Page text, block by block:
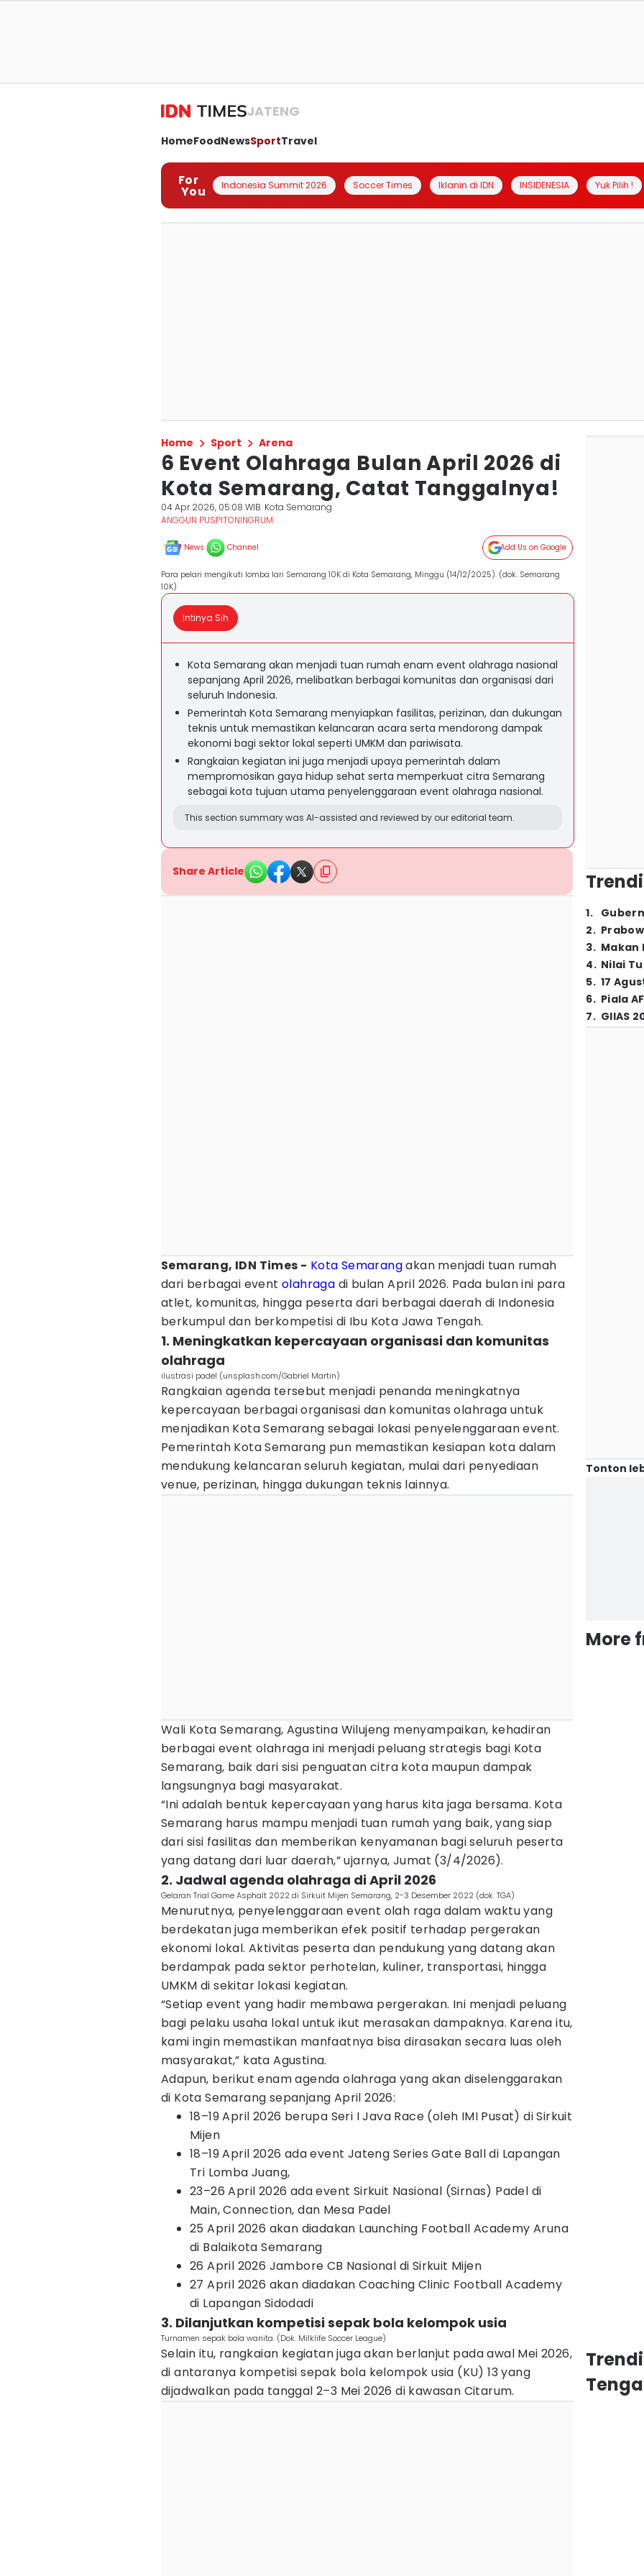
JATENG
HomeFoodNewsSportTravel
For
You Indonesia Summit 2026 Soccer Times Iklanin di IDN INSIDENESIA Yuk Pilih !
Home Sport Arena
6 Event Olahraga Bulan April 2026 di
Kota Semarang, Catat Tanggalnya!
04 Apr 2026, 05:08 WIB Kota Semarang
ANGGUN PUSPITONINGRUM
News Channel Add Us on Google
Para pelari mengikuti lomba lari Semarang 10K di Kota Semarang, Minggu (14/12/2025). (dok. Semarang
10K)
Intinya Sih
Kota Semarang akan menjadi tuan rumah enam event olahraga nasional
sepanjang April 2026, melibatkan berbagai komunitas dan organisasi dari
seluruh Indonesia.
Pemerintah Kota Semarang menyiapkan fasilitas, perizinan, dan dukungan
teknis untuk memastikan kelancaran acara serta mendorong dampak
ekonomi bagi sektor lokal seperti UMKM dan pariwisata.
Rangkaian kegiatan ini juga menjadi upaya pemerintah dalam
mempromosikan gaya hidup sehat serta memperkuat citra Semarang
sebagai kota tujuan utama penyelenggaraan event olahraga nasional.
This section summary was AI-assisted and reviewed by our editorial team.
Share Article
Semarang, IDN Times - Kota Semarangakan menjadi tuan rumah
dari berbagai event olahraga di bulan April 2026. Pada bulan ini para
atlet, komunitas, hingga peserta dari berbagai daerah di Indonesia
berkumpul dan berkompetisi di Ibu Kota Jawa Tengah.
1. Meningkatkan kepercayaan organisasi dan komunitas
olahraga
ilustrasi padel (unsplash.com/Gabriel Martin)
Rangkaian agenda tersebut menjadi penanda meningkatnya
kepercayaan berbagai organisasi dan komunitas olahraga untuk
menjadikan Kota Semarang sebagai lokasi penyelenggaraan event.
Pemerintah Kota Semarang pun memastikan kesiapan kota dalam
mendukung kelancaran seluruh kegiatan, mulai dari penyediaan
venue, perizinan, hingga dukungan teknis lainnya.
Wali Kota Semarang, Agustina Wilujeng menyampaikan, kehadiran
berbagai event olahraga ini menjadi peluang strategis bagi Kota
Semarang, baik dari sisi penguatan citra kota maupun dampak
langsungnya bagi masyarakat.
“Ini adalah bentuk kepercayaan yang harus kita jaga bersama. Kota
Semarang harus mampu menjadi tuan rumah yang baik, yang siap
dari sisi fasilitas dan memberikan kenyamanan bagi seluruh peserta
yang datang dari luar daerah,” ujarnya, Jumat (3/4/2026).
2. Jadwal agenda olahraga di April 2026
Gelaran Trial Game Asphalt 2022 di Sirkuit Mijen Semarang, 2-3 Desember 2022 (dok. TGA)
Menurutnya, penyelenggaraan event olah raga dalam waktu yang
berdekatan juga memberikan efek positif terhadap pergerakan
ekonomi lokal. Aktivitas peserta dan pendukung yang datang akan
berdampak pada sektor perhotelan, kuliner, transportasi, hingga
UMKM di sekitar lokasi kegiatan.
“Setiap event yang hadir membawa pergerakan. Ini menjadi peluang
bagi pelaku usaha lokal untuk ikut merasakan dampaknya. Karena itu,
kami ingin memastikan manfaatnya bisa dirasakan secara luas oleh
masyarakat,” kata Agustina.
Adapun, berikut enam agenda olahraga yang akan diselenggarakan
di Kota Semarang sepanjang April 2026:
18–19 April 2026 berupa Seri I Java Race (oleh IMI Pusat) di Sirkuit
Mijen
18–19 April 2026 ada event Jateng Series Gate Ball di Lapangan
Tri Lomba Juang,
23–26 April 2026 ada event Sirkuit Nasional (Sirnas) Padel di
Main, Connection, dan Mesa Padel
25 April 2026 akan diadakan Launching Football Academy Aruna
di Balaikota Semarang
26 April 2026 Jambore CB Nasional di Sirkuit Mijen
27 April 2026 akan diadakan Coaching Clinic Football Academy
di Lapangan Sidodadi
3. Dilanjutkan kompetisi sepak bola kelompok usia
Turnamen sepak bola wanita. (Dok. Milklife Soccer League)
Selain itu, rangkaian kegiatan juga akan berlanjut pada awal Mei 2026,
di antaranya kompetisi sepak bola kelompok usia (KU) 13 yang
dijadwalkan pada tanggal 2–3 Mei 2026 di kawasan Citarum.
1.
2.
3. Makan
4. Nilai
5. 17
6. Piala
7. GIIAS
Tonton
More